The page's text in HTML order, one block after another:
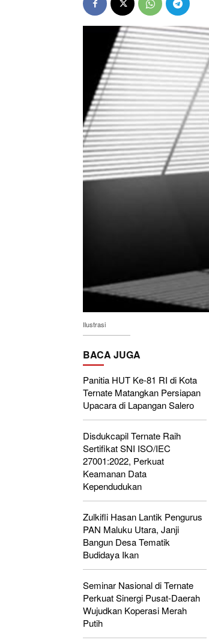
Ilustrasi
BACA JUGA
Panitia HUT Ke-81 RI di Kota
Ternate Matangkan Persiapan
Upacara di Lapangan Salero
Disdukcapil Ternate Raih
Sertifikat SNI ISO/IEC
27001:2022, Perkuat
Keamanan Data
Kependudukan
Zulkifli Hasan Lantik Pengurus
PAN Maluku Utara, Janji
Bangun Desa Tematik
Budidaya Ikan
Seminar Nasional di Ternate
Perkuat Sinergi Pusat-Daerah
Wujudkan Koperasi Merah
Putih